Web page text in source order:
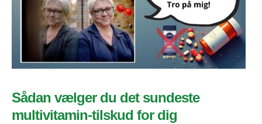
Sådan vælger du det sundeste
multivitamin-tilskud for dig